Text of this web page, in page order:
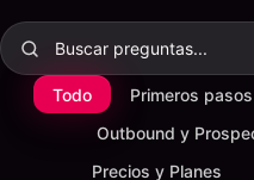
Todo Primeros pasos
Outbound y
Precios y Planes